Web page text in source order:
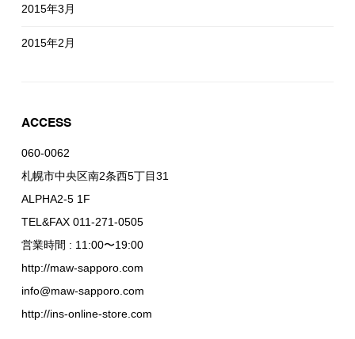
2015年3月
2015年2月
ACCESS
060-0062
札幌市中央区南2条西5丁目31
ALPHA2-5 1F
TEL&FAX 011-271-0505
営業時間 : 11:00〜19:00
http://maw-sapporo.com
info@maw-sapporo.com
http://ins-online-store.com